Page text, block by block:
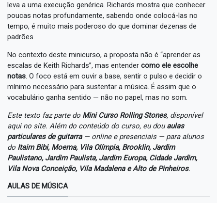
leva a uma execução genérica. Richards mostra que conhecer
poucas notas profundamente, sabendo onde colocá-las no
tempo, é muito mais poderoso do que dominar dezenas de
padrões.
No contexto deste minicurso, a proposta não é “aprender as
escalas de Keith Richards”, mas entender como ele escolhe
notas. O foco está em ouvir a base, sentir o pulso e decidir o
mínimo necessário para sustentar a música. É assim que o
vocabulário ganha sentido — não no papel, mas no som.
Este texto faz parte do Mini Curso Rolling Stones, disponível
aqui no site. Além do conteúdo do curso, eu douaulas
particulares de guitarra— online e presenciais — para alunos
do Itaim Bibi, Moema, Vila Olímpia, Brooklin, Jardim
Paulistano, Jardim Paulista, Jardim Europa, Cidade Jardim,
Vila Nova Conceição, Vila Madalena e Alto de Pinheiros.
AULAS DE MÚSICA